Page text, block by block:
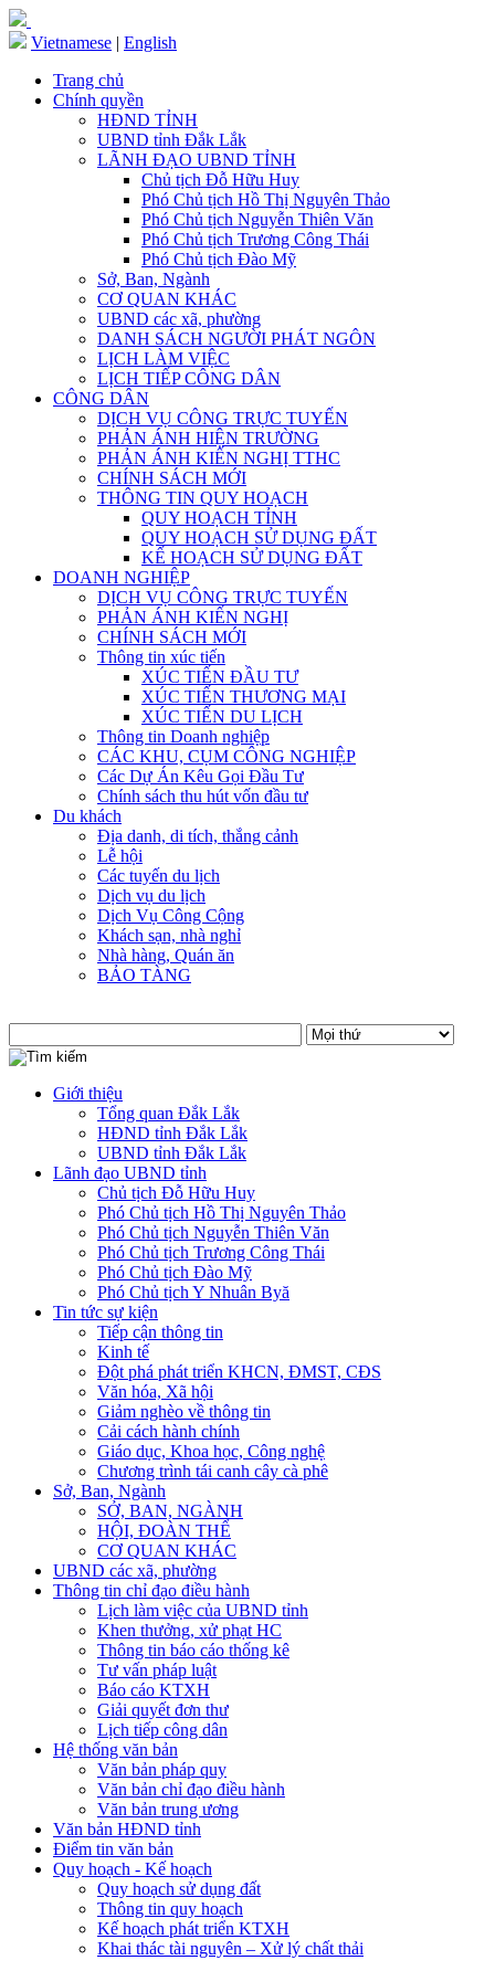
Vietnamese | English
Trang chủ
Chính quyền
HĐND TỈNH
UBND tỉnh Đắk Lắk
LÃNH ĐẠO UBND TỈNH
Chủ tịch Đỗ Hữu Huy
Phó Chủ tịch Hồ Thị Nguyên Thảo
Phó Chủ tịch Nguyễn Thiên Văn
Phó Chủ tịch Trương Công Thái
Phó Chủ tịch Đào Mỹ
Sở, Ban, Ngành
CƠ QUAN KHÁC
UBND các xã, phường
DANH SÁCH NGƯỜI PHÁT NGÔN
LỊCH LÀM VIỆC
LỊCH TIẾP CÔNG DÂN
CÔNG DÂN
DỊCH VỤ CÔNG TRỰC TUYẾN
PHẢN ÁNH HIỆN TRƯỜNG
PHẢN ÁNH KIẾN NGHỊ TTHC
CHÍNH SÁCH MỚI
THÔNG TIN QUY HOẠCH
QUY HOẠCH TỈNH
QUY HOẠCH SỬ DỤNG ĐẤT
KẾ HOẠCH SỬ DỤNG ĐẤT
DOANH NGHIỆP
DỊCH VỤ CÔNG TRỰC TUYẾN
PHẢN ÁNH KIẾN NGHỊ
CHÍNH SÁCH MỚI
Thông tin xúc tiến
XÚC TIẾN ĐẦU TƯ
XÚC TIẾN THƯƠNG MẠI
XÚC TIẾN DU LỊCH
Thông tin Doanh nghiệp
CÁC KHU, CỤM CÔNG NGHIỆP
Các Dự Án Kêu Gọi Đầu Tư
Chính sách thu hút vốn đầu tư
Du khách
Địa danh, di tích, thắng cảnh
Lễ hội
Các tuyến du lịch
Dịch vụ du lịch
Dịch Vụ Công Cộng
Khách sạn, nhà nghỉ
Nhà hàng, Quán ăn
BẢO TÀNG
Giới thiệu
Tổng quan Đắk Lắk
HĐND tỉnh Đắk Lắk
UBND tỉnh Đắk Lắk
Lãnh đạo UBND tỉnh
Chủ tịch Đỗ Hữu Huy
Phó Chủ tịch Hồ Thị Nguyên Thảo
Phó Chủ tịch Nguyễn Thiên Văn
Phó Chủ tịch Trương Công Thái
Phó Chủ tịch Đào Mỹ
Phó Chủ tịch Y Nhuân Byă
Tin tức sự kiện
Tiếp cận thông tin
Kinh tế
Đột phá phát triển KHCN, ĐMST, CĐS
Văn hóa, Xã hội
Giảm nghèo về thông tin
Cải cách hành chính
Giáo dục, Khoa học, Công nghệ
Chương trình tái canh cây cà phê
Sở, Ban, Ngành
SỞ, BAN, NGÀNH
HỘI, ĐOÀN THỂ
CƠ QUAN KHÁC
UBND các xã, phường
Thông tin chỉ đạo điều hành
Lịch làm việc của UBND tỉnh
Khen thưởng, xử phạt HC
Thông tin báo cáo thống kê
Tư vấn pháp luật
Báo cáo KTXH
Giải quyết đơn thư
Lịch tiếp công dân
Hệ thống văn bản
Văn bản pháp quy
Văn bản chỉ đạo điều hành
Văn bản trung ương
Văn bản HĐND tỉnh
Điểm tin văn bản
Quy hoạch - Kế hoạch
Quy hoạch sử dụng đất
Thông tin quy hoạch
Kế hoạch phát triển KTXH
Khai thác tài nguyên – Xử lý chất thải